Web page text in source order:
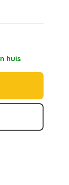
huis